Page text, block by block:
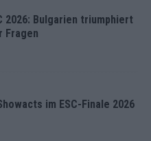
2026: Bulgarien triumphiert
Fragen
im ESC-Finale 2026